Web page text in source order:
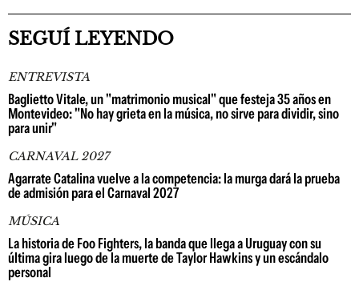
SEGUÍ LEYENDO
ENTREVISTA
Baglietto Vitale, un "matrimonio musical" que festeja 35 años en
Montevideo: "No hay grieta en la música, no sirve para dividir, sino
para unir"
CARNAVAL 2027
Agarrate Catalina vuelve a la competencia: la murga dará la prueba
de admisión para el Carnaval 2027
MÚSICA
La historia de Foo Fighters, la banda que llega a Uruguay con su
última gira luego de la muerte de Taylor Hawkins y un escándalo
personal